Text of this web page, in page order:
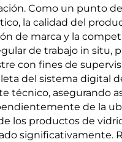
Como un punto
la calidad del
de marca y la
de trabajo in situ,
con fines de
del sistema digital
técnico, asegurando
de la
los productos de
significativamente.